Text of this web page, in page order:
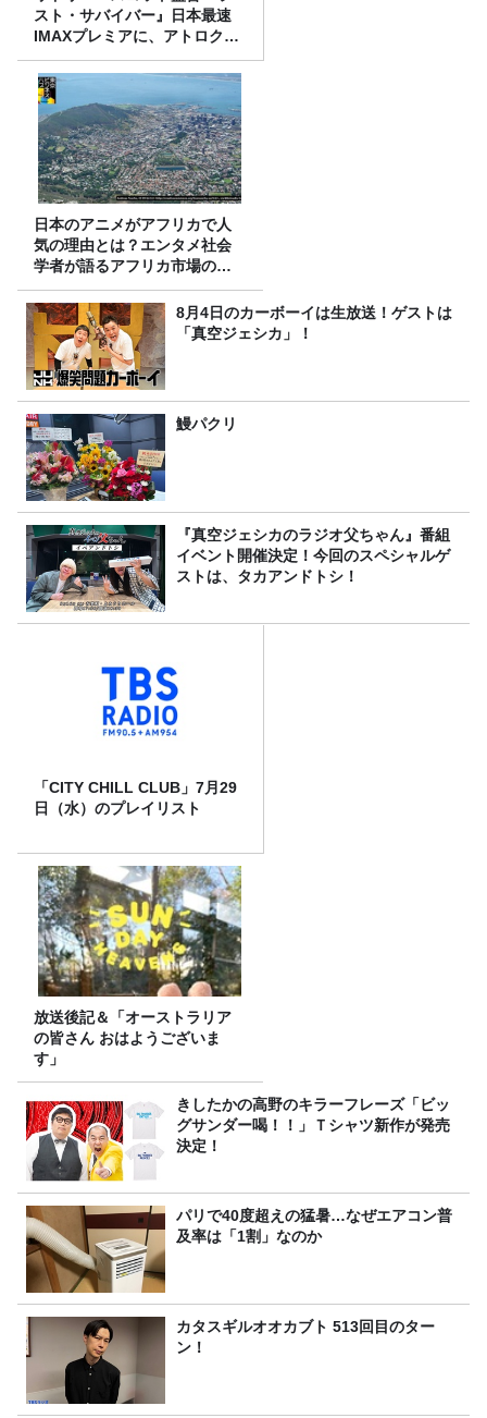
スト・サバイバー』日本最速
IMAXプレミアに、アトロクリ
スナー60名をご招待！
日本のアニメがアフリカで人
気の理由とは？エンタメ社会
学者が語るアフリカ市場のリ
アル
8月4日のカーボーイは生放送！ゲストは
「真空ジェシカ」！
鰻パクリ
『真空ジェシカのラジオ父ちゃん』番組
イベント開催決定！今回のスペシャルゲ
ストは、タカアンドトシ！
「CITY CHILL CLUB」7月29
日（水）のプレイリスト
放送後記＆「オーストラリア
の皆さん おはようございま
す」
きしたかの高野のキラーフレーズ「ビッ
グサンダー喝！！」Ｔシャツ新作が発売
決定！
パリで40度超えの猛暑…なぜエアコン普
及率は「1割」なのか
カタスギルオオカブト 513回目のター
ン！